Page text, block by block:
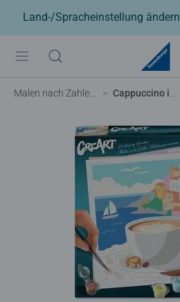
Land-/Spracheinstellung ändern
Malen nach Zahlen Erwachsene Cappuccino in Positano